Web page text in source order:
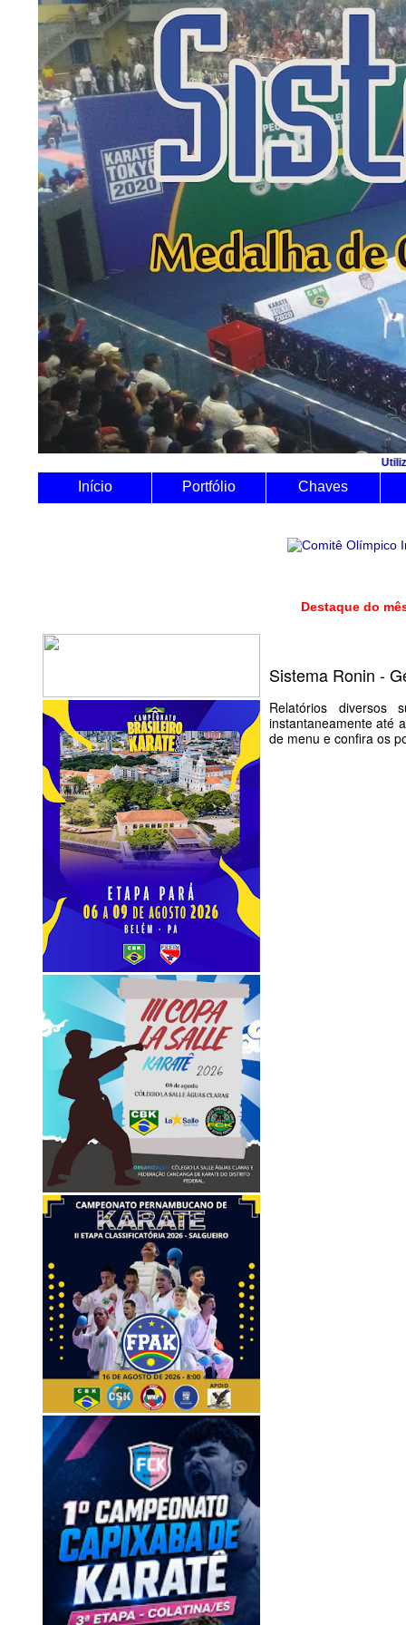
Utilize o Sistema
Início Portfólio Chaves
Destaque
Sistema Ronin -
Relatórios diversos
instantaneamente até
de menu e confira os